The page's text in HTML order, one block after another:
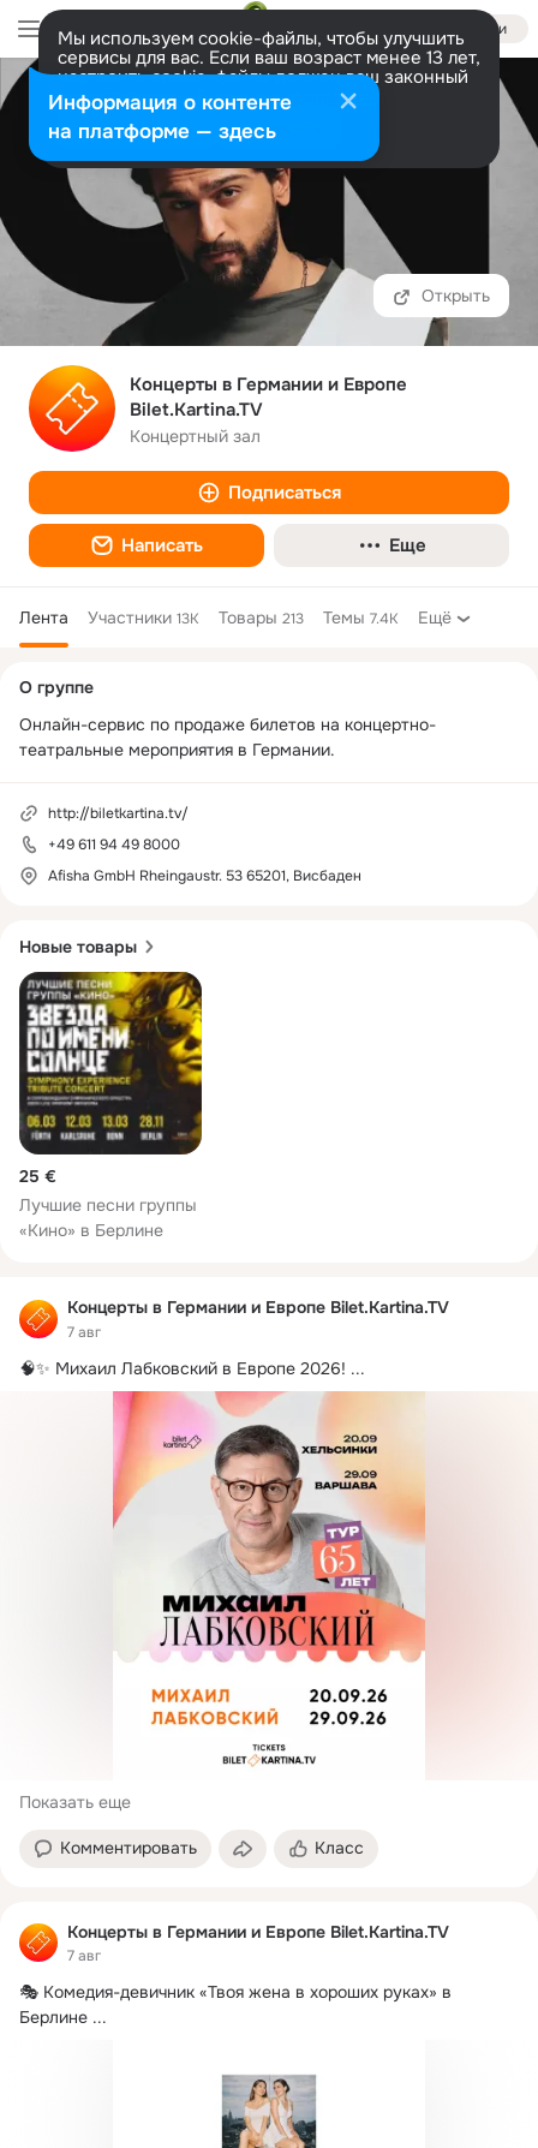
Войти
Мы используем cookie-файлы, чтобы улучшить
сервисы для вас. Если ваш возраст менее 13 лет,
настроить cookie-файлы должен ваш законный
представитель. Больше информации
Разрешить все Настроить
Открыть
Концерты в Германии и Европе
Bilet.Kartina.TV
Концертный зал
Подписаться
Написать Еще
Лента Участники 13K Товары 213 Темы 7.4K Ещё
Новые товары
25 €
Лучшие песни группы
«Кино» в Берлине
Концерты в Германии и Европе Bilet.Kartina.TV
7 авг
🧠✨ Михаил Лабковский в Европе 2026! ...
Показать еще
Комментировать Класс
Концерты в Германии и Европе Bilet.Kartina.TV
7 авг
🎭 Комедия-девичник «Твоя жена в хороших руках» в
Берлине ...
колонка
О группе
Онлайн-сервис по продаже билетов на концертно-
театральные мероприятия в Германии.
http://biletkartina.tv/
+49 611 94 49 8000
Afisha GmbH Rheingaustr. 53 65201, Висбаден
Информация о контенте
на платформе — здесь